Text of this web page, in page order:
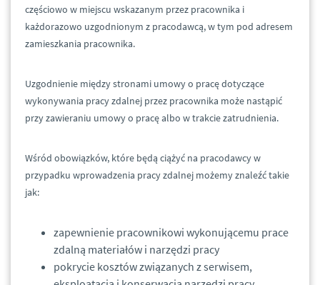
częściowo w miejscu wskazanym przez pracownika i
każdorazowo uzgodnionym z pracodawcą, w tym pod adresem
zamieszkania pracownika.
Uzgodnienie między stronami umowy o pracę dotyczące
wykonywania pracy zdalnej przez pracownika może nastąpić
przy zawieraniu umowy o pracę albo w trakcie zatrudnienia.
Wśród obowiązków, które będą ciążyć na pracodawcy w
przypadku wprowadzenia pracy zdalnej możemy znaleźć takie
jak:
zapewnienie pracownikowi wykonującemu prace
zdalną materiałów i narzędzi pracy
pokrycie kosztów związanych z serwisem,